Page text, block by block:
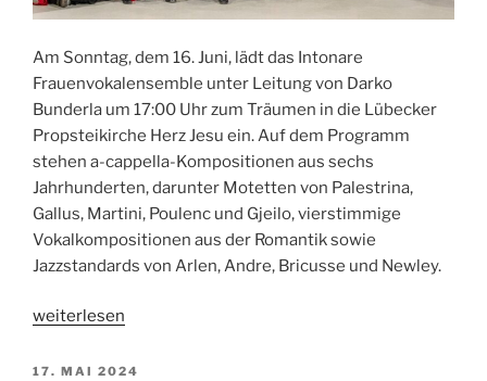
Am Sonntag, dem 16. Juni, lädt das Intonare
Frauenvokalensemble unter Leitung von Darko
Bunderla um 17:00 Uhr zum Träumen in die Lübecker
Propsteikirche Herz Jesu ein. Auf dem Programm
stehen a-cappella-Kompositionen aus sechs
Jahrhunderten, darunter Motetten von Palestrina,
Gallus, Martini, Poulenc und Gjeilo, vierstimmige
Vokalkompositionen aus der Romantik sowie
Jazzstandards von Arlen, Andre, Bricusse und Newley.
„Chorkonzert
a
weiterlesen
VERÖFFENTLICHT
17. MAI 2024